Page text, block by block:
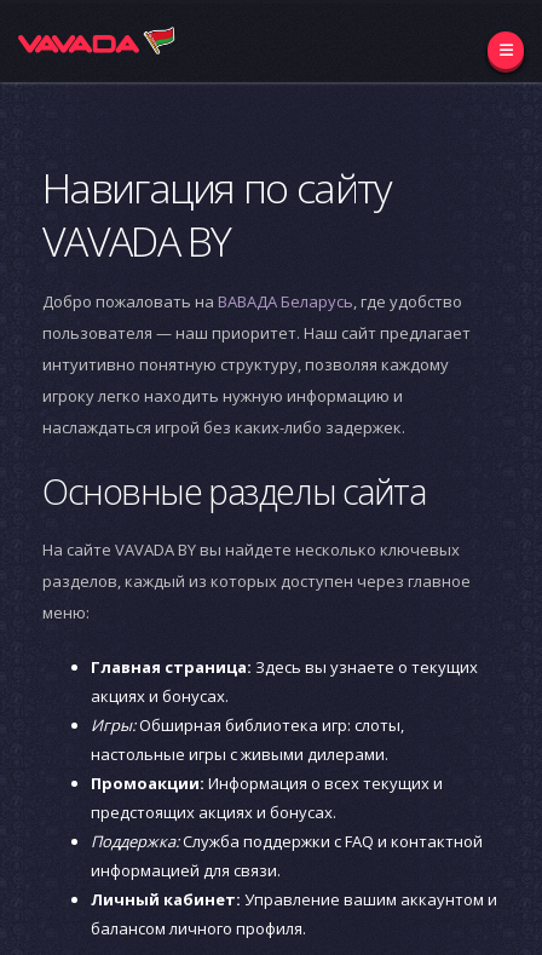
Навигация по сайту
VAVADA BY
Добро пожаловать на ВАВАДА Беларусь, где удобство
пользователя — наш приоритет. Наш сайт предлагает
интуитивно понятную структуру, позволяя каждому
игроку легко находить нужную информацию и
наслаждаться игрой без каких-либо задержек.
Основные разделы сайта
На сайте VAVADA BY вы найдете несколько ключевых
разделов, каждый из которых доступен через главное
меню:
Главная страница: Здесь вы узнаете о текущих
акциях и бонусах.
Игры:Обширная библиотека игр: слоты,
настольные игры с живыми дилерами.
Промоакции: Информация о всех текущих и
предстоящих акциях и бонусах.
Поддержка:Служба поддержки с FAQ и контактной
информацией для связи.
Личный кабинет: Управление вашим аккаунтом и
балансом личного профиля.